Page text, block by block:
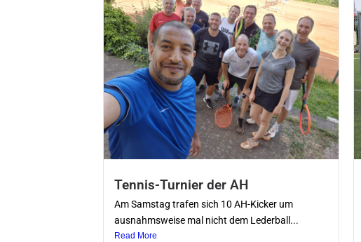
Tennis-Turnier der AH
Am Samstag trafen sich 10 AH-Kicker um
ausnahmsweise mal nicht dem Lederball...
Read More